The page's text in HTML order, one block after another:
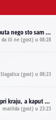
da je Tom Waits Lady Gaga muzike namrstenih, ma
da ili ne (gost) u 08:28
Slagalica (gost) u 08:23
je iz tradicije Navaho indijanaca ;)
matilda (gost) u 23:23